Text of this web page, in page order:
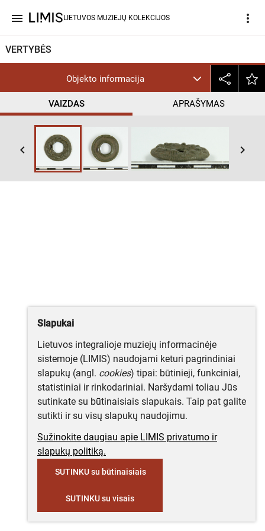
menu LIETUVOS MUZIEJŲ KOLEKCIJOS more_vert
VERTYBĖS
Objekto informacija
VAIZDAS APRAŠYMAS
keyboard_arrow_left keyboard_arrow_right
Slapukai
Lietuvos integralioje muziejų informacinėje
sistemoje (LIMIS) naudojami keturi pagrindiniai
slapukų (angl. cookies) tipai: būtinieji, funkciniai,
statistiniai ir rinkodariniai. Naršydami toliau Jūs
sutinkate su būtinaisiais slapukais. Taip pat galite
sutikti ir su visų slapukų naudojimu.
Sužinokite daugiau apie LIMIS privatumo ir
slapukų politiką.
SUTINKU su būtinaisiais
SUTINKU su visais